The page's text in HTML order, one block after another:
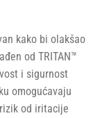
kako bi olakšao
od TRITAN™
i sigurnost
omogućavaju
od iritacije